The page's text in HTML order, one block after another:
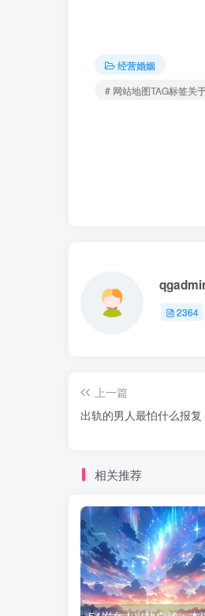
经营婚姻
# 网站地图TAG标签关
2364
上一篇
出轨的男人最怕什么报复
相关推荐